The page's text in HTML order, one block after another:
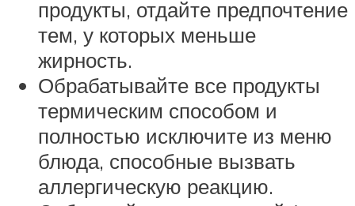
продукты, отдайте предпочтение
тем, у которых меньше
жирность.
Обрабатывайте все продукты
термическим способом и
полностью исключите из меню
блюда, способные вызвать
аллергическую реакцию.